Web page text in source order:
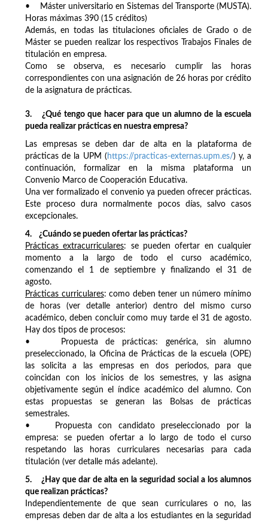
• Máster universitario en Sistemas del Transporte (MUSTA).
Horas máximas 390 (15 créditos)
Además, en todas las titulaciones oficiales de Grado o de
Máster se pueden realizar los respectivos Trabajos Finales de
titulación en empresa.
Como se observa, es necesario cumplir las horas
correspondientes con una asignación de 26 horas por crédito
de la asignatura de prácticas.
3. ¿Qué tengo que hacer para que un alumno de la escuela
pueda realizar prácticas en nuestra empresa?
Las empresas se deben dar de alta en la plataforma de
prácticas de la UPM ( https://practicas-externas.upm.es/) y, a
continuación, formalizar en la misma plataforma un
Convenio Marco de Cooperación Educativa.
Una ver formalizado el convenio ya pueden ofrecer prácticas.
Este proceso dura normalmente pocos días, salvo casos
excepcionales.
4. ¿Cuándo se pueden ofertar las prácticas?
Prácticas extracurriculares: se pueden ofertar en cualquier
momento a la largo de todo el curso académico,
comenzando el 1 de septiembre y finalizando el 31 de
agosto.
Prácticas curriculares: como deben tener un número mínimo
de horas (ver detalle anterior) dentro del mismo curso
académico, deben concluir como muy tarde el 31 de agosto.
Hay dos tipos de procesos:
• Propuesta de prácticas: genérica, sin alumno
preseleccionado, la Oficina de Prácticas de la escuela (OPE)
las solicita a las empresas en dos periodos, para que
coincidan con los inicios de los semestres, y las asigna
objetivamente según el índice académico del alumno. Con
estas propuestas se generan las Bolsas de prácticas
semestrales.
• Propuesta con candidato preseleccionado por la
empresa: se pueden ofertar a lo largo de todo el curso
respetando las horas curriculares necesarias para cada
titulación (ver detalle más adelante).
5. ¿Hay que dar de alta en la seguridad social a los alumnos
que realizan prácticas?
Independientemente de que sean curriculares o no, las
empresas deben dar de alta a los estudiantes en la seguridad